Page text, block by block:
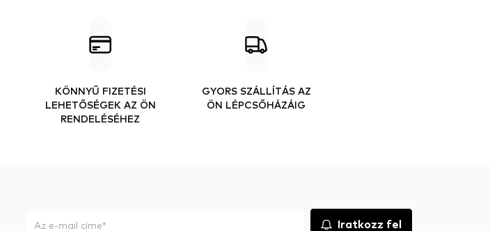
KÖNNYŰ FIZETÉSI
LEHETŐSÉGEK AZ ÖN
RENDELÉSÉHEZ
GYORS SZÁLLÍTÁS AZ
ÖN LÉPCSŐHÁZÁIG
Iratkozz fel